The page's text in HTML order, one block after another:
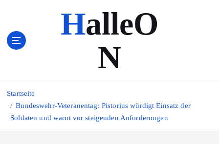
HalleO
N
Startseite
Bundeswehr-Veteranentag: Pistorius würdigt Einsatz der
Soldaten und warnt vor steigenden Anforderungen